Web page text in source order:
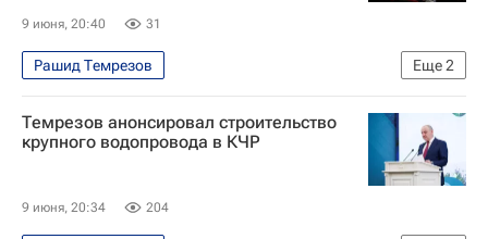
9 июня, 20:40 31
Еще2
Рашид Темрезов
Карачаево-Черкесская Республика
Россия
Темрезов анонсировал строительство
крупного водопровода в КЧР
9 июня, 20:34 204